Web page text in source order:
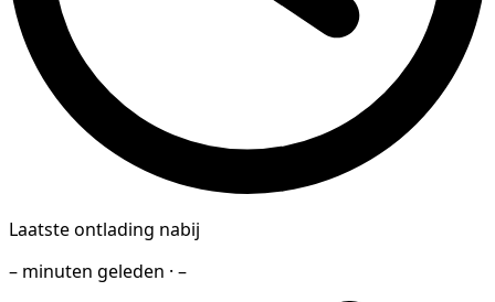
Laatste ontlading nabij
– minuten geleden · –